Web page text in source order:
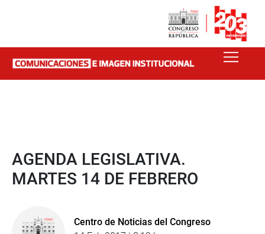
AGENDA LEGISLATIVA.
MARTES 14 DE FEBRERO
Centro de Noticias del Congreso